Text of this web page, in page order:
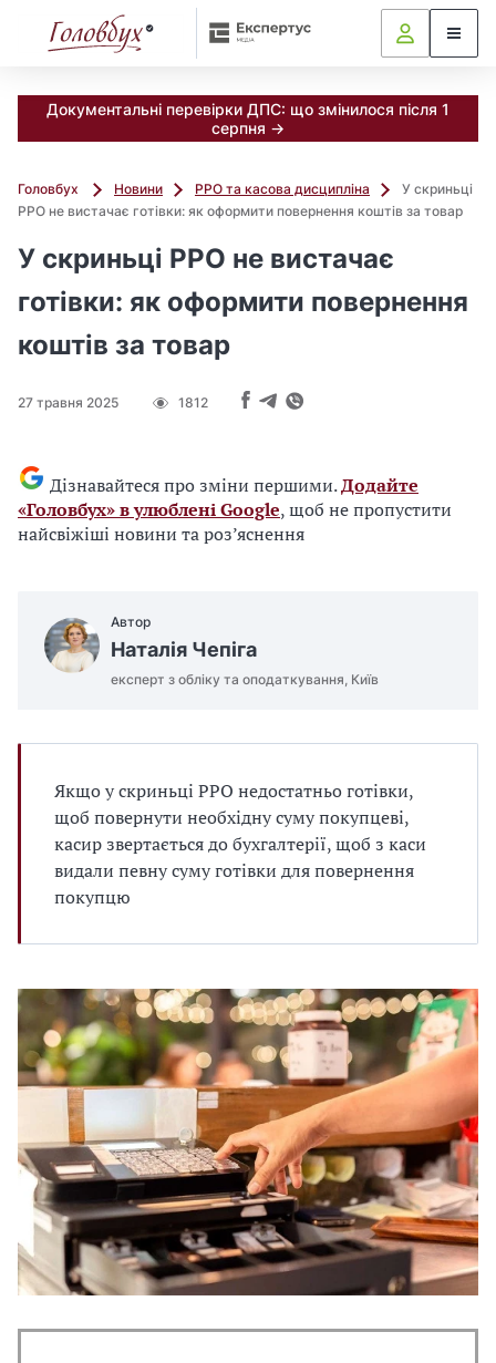
Документальні перевірки ДПС: що змінилося після 1
серпня →
Головбух Новини РРО та касова дисципліна
У скриньці
РРО не вистачає готівки: як оформити повернення коштів за товар
У скриньці РРО не вистачає
готівки: як оформити повернення
коштів за товар
27 травня 2025 1812
Дізнавайтеся про зміни першими.Додайте
«Головбух» в улюблені Google, щоб не пропустити
найсвіжіші новини та роз’яснення
Автор
Наталія Чепіга
експерт з обліку та оподаткування, Київ
Якщо у скриньці РРО недостатньо готівки,
щоб повернути необхідну суму покупцеві,
касир звертається до бухгалтерії, щоб з каси
видали певну суму готівки для повернення
покупцю